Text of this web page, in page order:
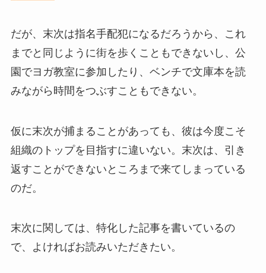
だが、末次は指名手配犯になるだろうから、これ
までと同じように街を歩くこともできないし、公
園でヨガ教室に参加したり、ベンチで文庫本を読
みながら時間をつぶすこともできない。
仮に末次が捕まることがあっても、彼は今度こそ
組織のトップを目指すに違いない。末次は、引き
返すことができないところまで来てしまっている
のだ。
末次に関しては、特化した記事を書いているの
で、よければお読みいただきたい。